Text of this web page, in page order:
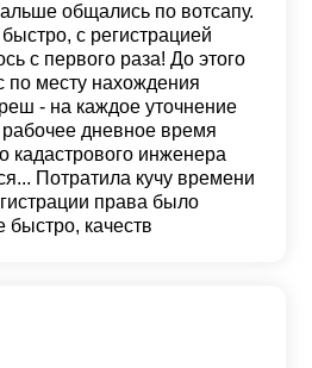
общались по вотсапу.
с регистрацией
с первого раза! До этого
месту нахождения
- на каждое уточнение
дневное время
кадастрового инженера
Потратила кучу времени
права было
быстро, качеств